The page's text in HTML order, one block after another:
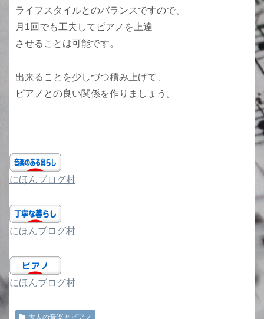
ライフスタイルとのバランスですので、
月1回でも工夫してピアノを上達
させることは可能です。
出来ることを少しづつ積み上げて、
ピアノとの良い関係を作りましょう。
にほんブログ村
にほんブログ村
にほんブログ村
大人の音楽とピアノ